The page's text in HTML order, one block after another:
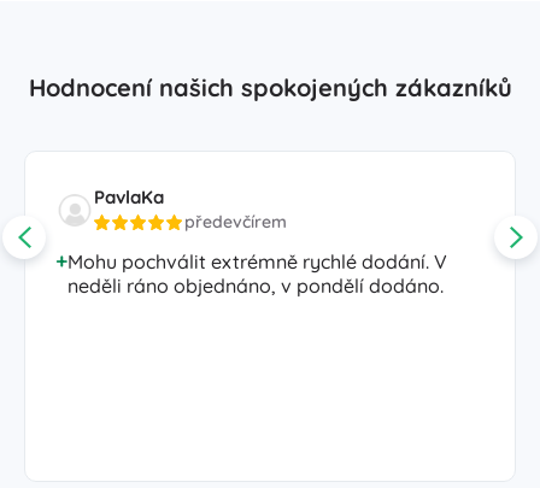
Hodnocení našich spokojených zákazníků
PavlaKa
předevčírem
Mohu pochválit extrémně rychlé dodání. V
neděli ráno objednáno, v pondělí dodáno.